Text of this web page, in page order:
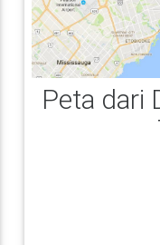
Peta dari